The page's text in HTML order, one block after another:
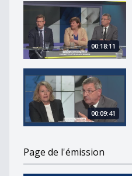
Vaud introduit le salaire
00:18:11
Les Suisses disent oui à
00:09:41
Page de l'émission